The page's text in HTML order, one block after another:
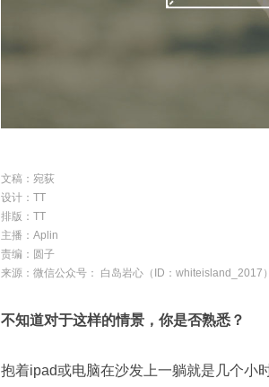
文稿 ： 宛荻
设计 ： TT
排版 ： TT
主播 ： Aplin
责编 ： 圆子
来源： 微信公众号： 白岛岩心（ID：whiteisland_2017）
不知道对于这样的情景，你是否熟悉？
抱着ipad或电脑在沙发上一躺就是几个小